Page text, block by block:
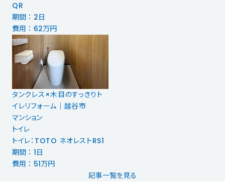
QR
期間 ： 2日
費用 ： 62万円
タンクレス×木目のすっきりト
イレリフォーム｜越谷市
マンション
トイレ
トイレ：TOTO ネオレストRS1
期間 ： 1日
費用 ： 51万円
記事一覧を見る